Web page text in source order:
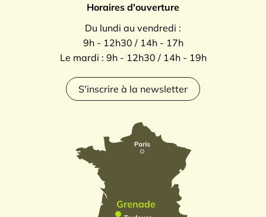
Horaires d'ouverture
Du lundi au vendredi :
9h - 12h30 / 14h - 17h
Le mardi : 9h - 12h30 / 14h - 19h
S'inscrire à la newsletter